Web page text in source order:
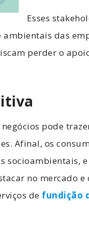
Esses
das
perder o
pode
Afinal, os
socioambientais,
no mercado
de fundição